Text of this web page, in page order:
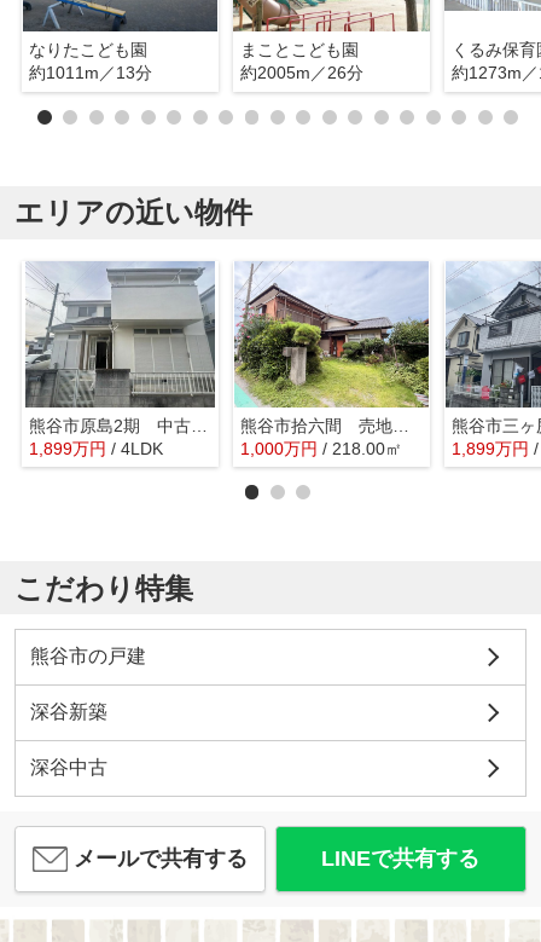
なりたこども園
約1011m／13分
まことこども園
約2005m／26分
くるみ保育
約1273m
エリアの近い物件
熊谷市原島2期 中古戸建
1,899万円 / 4LDK
熊谷市拾六間 売地 全1区画
1,000万円 / 218.00㎡ 1,899万円
こだわり特集
熊谷市の戸建
深谷新築
深谷中古
メールで共有する LINEで共有する